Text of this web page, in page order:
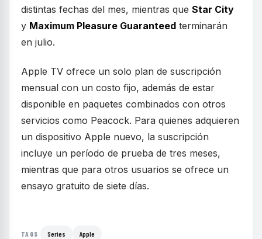
distintas fechas del mes, mientras que Star City
y Maximum Pleasure Guaranteed terminarán
en julio.
Apple TV ofrece un solo plan de suscripción
mensual con un costo fijo, además de estar
disponible en paquetes combinados con otros
servicios como Peacock. Para quienes adquieren
un dispositivo Apple nuevo, la suscripción
incluye un período de prueba de tres meses,
mientras que para otros usuarios se ofrece un
ensayo gratuito de siete días.
TAGS Series Apple